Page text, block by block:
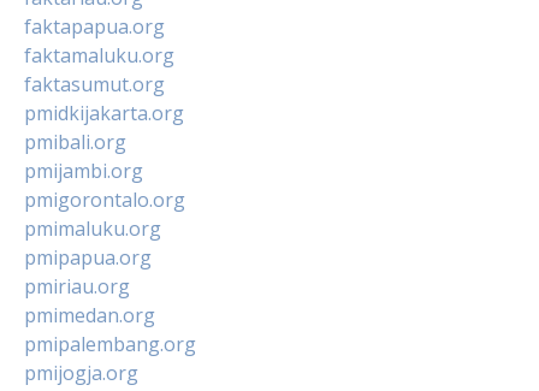
faktapapua.org
faktamaluku.org
faktasumut.org
pmidkijakarta.org
pmibali.org
pmijambi.org
pmigorontalo.org
pmimaluku.org
pmipapua.org
pmiriau.org
pmimedan.org
pmipalembang.org
pmijogja.org